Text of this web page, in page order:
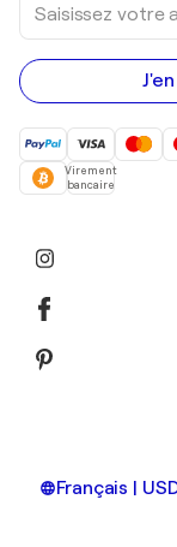
votre
adresse
e-
mail
Virement
bancaire
Français |